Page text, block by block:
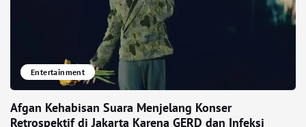
Entertainment
Afgan Kehabisan Suara Menjelang Konser
Retrospektif di Jakarta Karena GERD dan Infeksi